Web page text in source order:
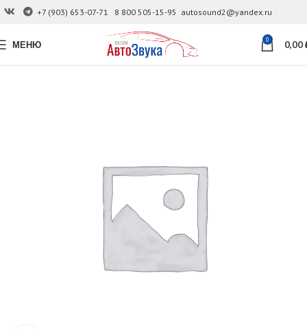
+7 (903) 653-07-71 8 800 505-15-95 autosound2@yandex.ru
МЕНЮ 0 0,00